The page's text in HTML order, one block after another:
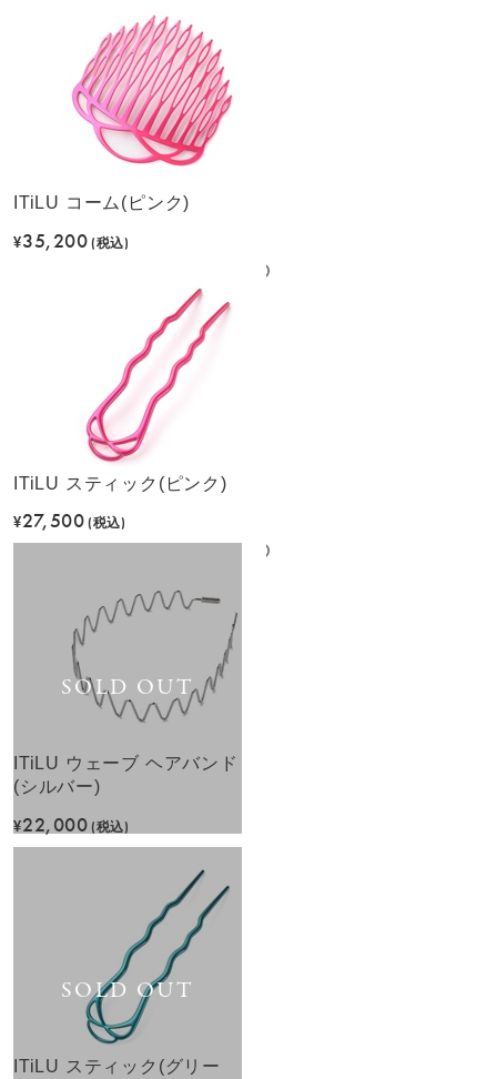
ITiLU コーム(ピンク)
¥35,200(税込)
ITiLU スティック(ピンク)
¥27,500(税込)
SOLD OUT
ITiLU ウェーブ ヘアバンド
(シルバー)
¥22,000(税込)
SOLD OUT
ITiLU スティック(グリー